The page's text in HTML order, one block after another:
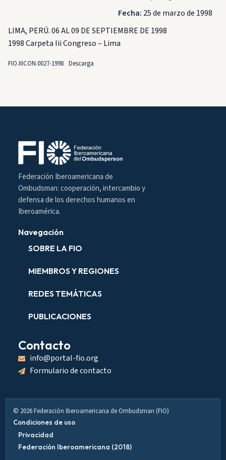
Fecha: 25 de marzo de 1998
LIMA, PERÚ. 06 AL 09 DE SEPTIEMBRE DE 1998
1998 Carpeta Iii Congreso – Lima
FIO.IIICON.0027-1998 Descarga
Federación Iberoamericana de
Ombudsman: cooperación, intercambio y
defensa de los derechos humanos en
Iberoamérica.
Navegación
SOBRE LA FIO
MIEMBROS Y REGIONES
REDES TEMÁTICAS
PUBLICACIONES
Contacto
info@portal-fio.org
Formulario de contacto
© 2026 Federación Iberoamericana de Ombudsman (FIO)
Condiciones de uso
Privacidad
Federación Iberoamericana (2018)